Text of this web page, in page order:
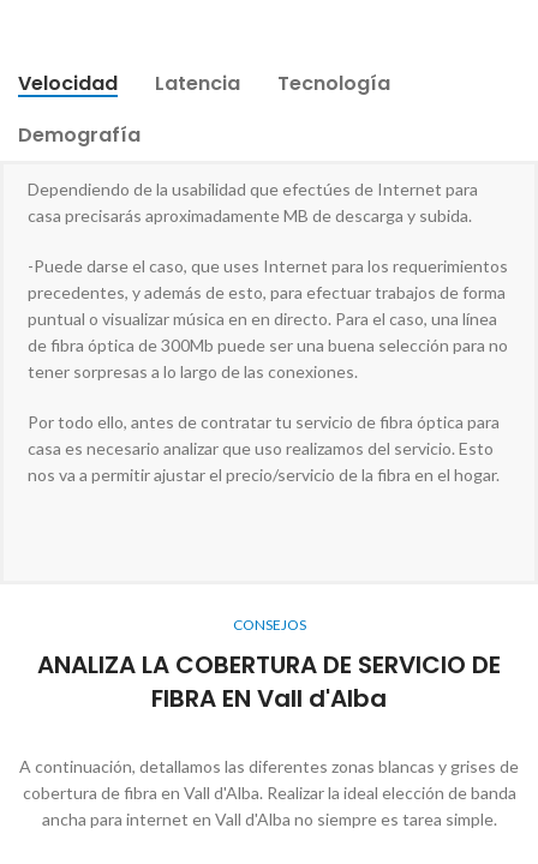
Velocidad Latencia
Tecnología
Demografía
Dependiendo de la usabilidad que efectúes de Internet para
casa precisarás aproximadamente MB de descarga y subida.
-Puede darse el caso, que uses Internet para los requerimientos
precedentes, y además de esto, para efectuar trabajos de forma
puntual o visualizar música en en directo. Para el caso, una línea
de fibra óptica de 300Mb puede ser una buena selección para no
tener sorpresas a lo largo de las conexiones.
Por todo ello, antes de contratar tu servicio de fibra óptica para
casa es necesario analizar que uso realizamos del servicio. Esto
nos va a permitir ajustar el precio/servicio de la fibra en el hogar.
CONSEJOS
ANALIZA LA COBERTURA DE SERVICIO DE
FIBRA EN Vall d'Alba
A continuación, detallamos las diferentes zonas blancas y grises de
cobertura de fibra en Vall d'Alba. Realizar la ideal elección de banda
ancha para internet en Vall d'Alba no siempre es tarea simple.